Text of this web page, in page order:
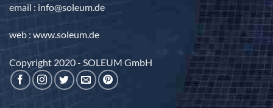
email : info@soleum.de
web : www.soleum.de
Copyright 2020 - SOLEUM GmbH